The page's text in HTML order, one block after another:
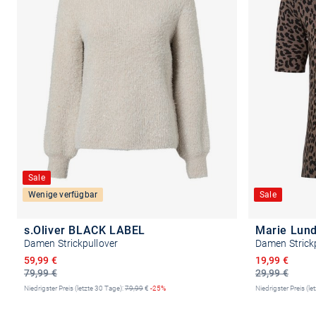
Sale
Wenige verfügbar
s.Oliver BLACK LABEL
Damen Strickpullover
79,99 €
Ermäßigter Preis
59,99 €
Niedrigster Preis (letzte 30 Tage):79,99€ -25%
Sale
Marie Lund
Damen
29,99 €
Ermäßigter
19,99 €
Niedrigster Preis